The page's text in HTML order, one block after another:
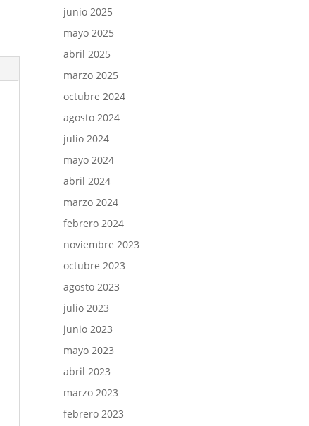
junio 2025
mayo 2025
abril 2025
marzo 2025
octubre 2024
agosto 2024
julio 2024
mayo 2024
abril 2024
marzo 2024
febrero 2024
noviembre 2023
octubre 2023
agosto 2023
julio 2023
junio 2023
mayo 2023
abril 2023
marzo 2023
febrero 2023